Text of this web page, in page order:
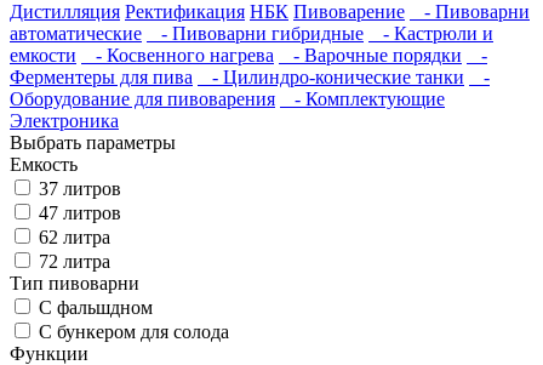
Дистилляция Ректификация НБК Пивоварение
- Пивоварни
автоматические
- Пивоварни гибридные
- Кастрюли и
емкости
- Косвенного нагрева - Варочные порядки
-
Ферментеры для пива
- Цилиндро-конические танки
-
Оборудование для пивоварения
- Комплектующие
Электроника
Выбрать параметры
Емкость
37 литров
47 литров
62 литра
72 литра
Тип пивоварни
С фальшдном
С бункером для солода
Функции